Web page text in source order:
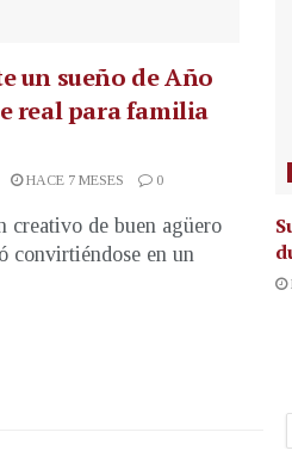
un sueño de Año
real para familia
HACE 7 MESES 0
de buen agüero
convirtiéndose en un